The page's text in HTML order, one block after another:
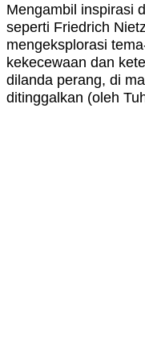
Mengambil inspirasi
seperti Friedrich
mengeksplorasi
kekecewaan dan
dilanda perang, di
ditinggalkan (oleh